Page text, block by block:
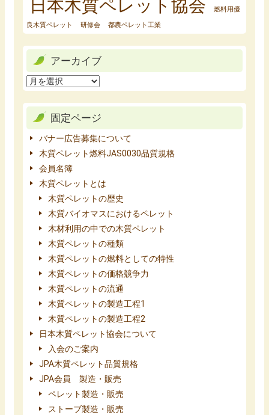
日本木質ペレット協会
燃料用優
良木質ペレット
研修会 都農ペレット工業
アーカイブ
固定ページ
バナー広告募集について
木質ペレット燃料JAS0030品質規格
会員名簿
木質ペレットとは
木質ペレットの歴史
木質バイオマスにおけるペレット
木材利用の中での木質ペレット
木質ペレットの種類
木質ペレットの燃料としての特性
木質ペレットの価格競争力
木質ペレットの流通
木質ペレットの製造工程1
木質ペレットの製造工程2
日本木質ペレット協会について
入会のご案内
JPA木質ペレット品質規格
JPA会員 製造・販売
ペレット製造・販売
ストーブ製造・販売